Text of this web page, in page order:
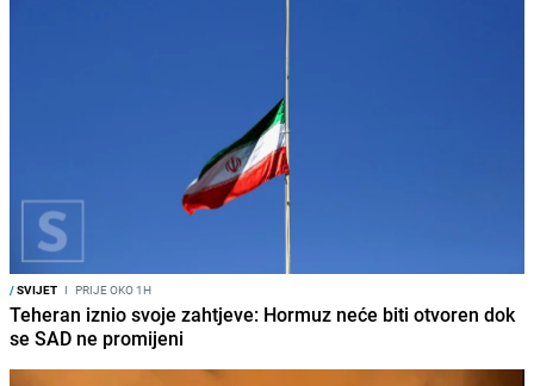
/SVIJET I PRIJE OKO 1H
Teheran iznio svoje zahtjeve: Hormuz neće biti otvoren dok
se SAD ne promijeni